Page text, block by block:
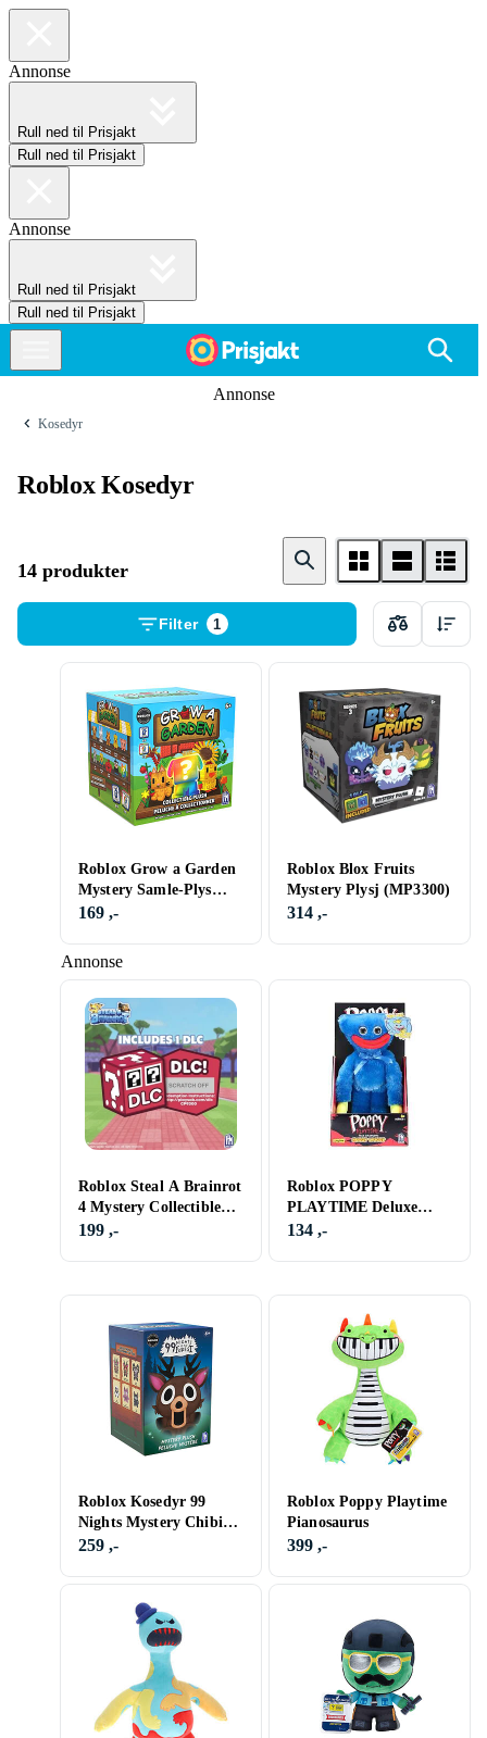
Annonse
Rull ned til Prisjakt
Rull ned til Prisjakt
Annonse
Rull ned til Prisjakt
Rull ned til Prisjakt
Annonse
Kosedyr
Roblox Kosedyr
14 produkter
Filter 1
Annonse
Roblox Grow a Garden
Mystery Samle-Plys
10cm
169 ,-
Roblox Blox Fruits
Mystery Plysj (MP3300)
314 ,-
Roblox Steal A Brainrot
4 Mystery Collectible
(910502)
199 ,-
Roblox POPPY
PLAYTIME Deluxe
Plysj Huggy Wuggy
134 ,-
Roblox Kosedyr 99
Nights Mystery Chibi
12cm (910499)
259 ,-
Roblox Poppy Playtime
Pianosaurus
399 ,-